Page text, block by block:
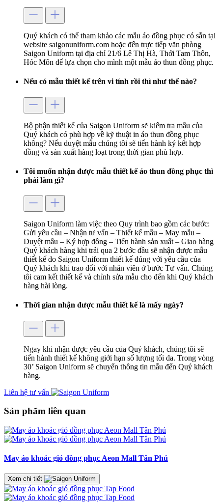
Quý khách có thể tham khảo các mẫu áo đồng phục có sẵn tại
website saigonuniform.com hoặc đến trực tiếp văn phòng
Saigon Uniform tại địa chỉ 21/6 Lê Thị Hà, Thới Tam Thôn,
Hóc Môn để lựa chọn cho mình một mẫu áo thun đồng phục.
Nếu có mẫu thiết kế trên vi tính rồi thì như thế nào?
Bộ phận thiết kế của Saigon Uniform sẽ kiểm tra mẫu của
Quý khách có phù hợp về kỹ thuật in áo thun đồng phục
không? Nếu duyệt mẫu chúng tôi sẽ tiến hành ký kết hợp
đồng và sản xuất hàng loạt trong thời gian phù hợp.
Tôi muốn nhận được mẫu thiết kế áo thun đồng phục thì
phải làm gì?
Saigon Uniform làm việc theo Quy trình bao gồm các bước:
Gửi yêu cầu – Nhận tư vấn – Thiết kế mẫu – May mẫu –
Duyệt mẫu – Ký hợp đồng – Tiến hành sản xuất – Giao hàng
Quý khách hàng khi trải qua 2 bước đầu sẽ nhận được mẫu
thiết kế do Saigon Uniform thiết kế đúng với yêu cầu của
Quý khách khi trao đổi với nhân viên ở bước Tư vấn. Chúng
tôi cam kết thiết kế và chỉnh sửa mẫu cho đến khi Quý khách
hàng hài lòng.
Thời gian nhận được mẫu thiết kế là mấy ngày?
Ngay khi nhận được yêu cầu của Quý khách, chúng tôi sẽ
tiến hành thiết kế không giới hạn số lượng tối đa. Trong vòng
30’ Saigon Uniform sẽ chuyển thông tin mẫu đến Quý khách
hàng.
Liên hệ tư vấn
Sản phẩm liên quan
May áo khoác gió đồng phục Aeon Mall Tân Phú
Xem chi tiết